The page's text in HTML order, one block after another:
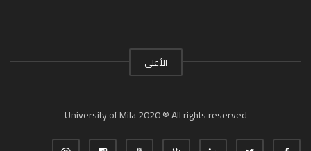
الأعلى
University of Mila 2020 ® All rights reserved